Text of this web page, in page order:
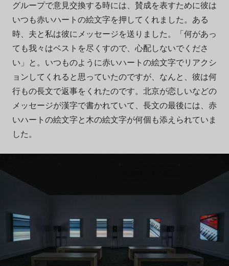
グループで意見交換する時には、賛成を表すために彼は
いつも赤いハートの絵文字を押してくれました。ある
時、夫と私は彼にメッセージを送りました。「何があっ
ても我々はベストを尽くすので、心配しないでくださ
い」と。いつものように赤いハートの絵文字でリアクシ
ョンしてくれると思っていたのですが、なんと、彼は何
行もの長文で返事をくれたのです。北京が恋しいなどの
メッセージが漢字で書かれていて、長文の最後には、赤
いハートの絵文字と木の絵文字が何個も添えられていま
した。